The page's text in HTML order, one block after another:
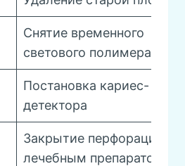
Снятие временного
светового полимера
Постановка кариес-
детектора
Закрытие перфораций
лечебным препаратом